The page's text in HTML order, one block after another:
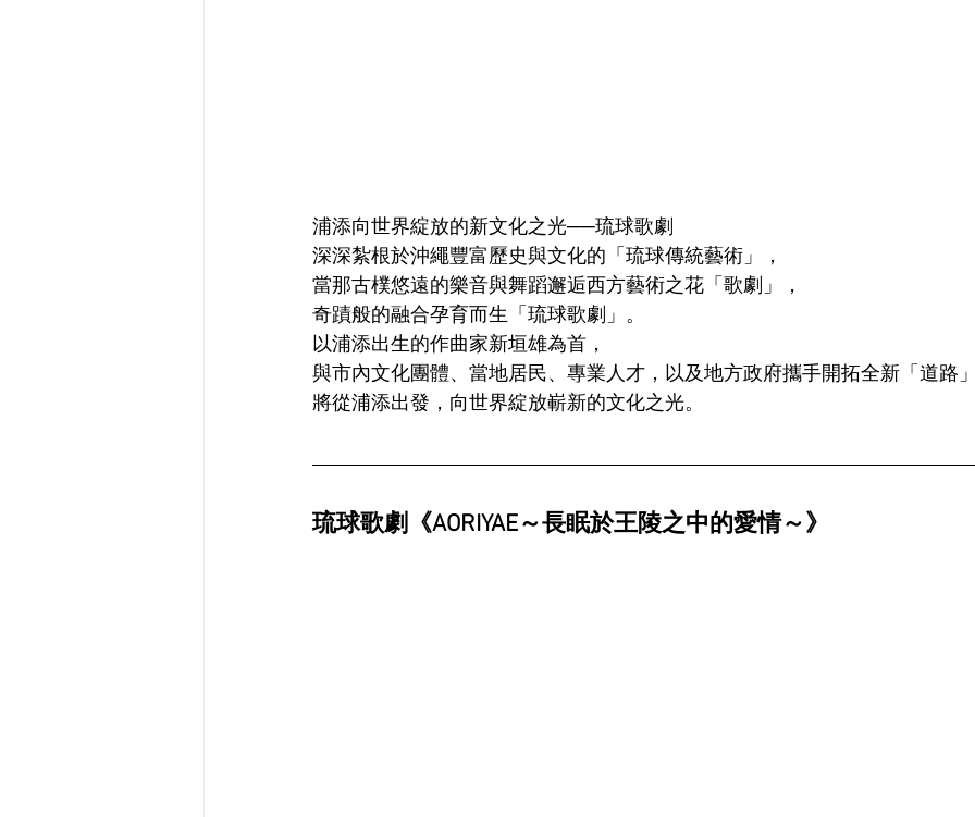
浦添向世界綻放的新文化之光──琉球歌劇
深深紮根於沖繩豐富歷史與文化的「琉球傳統藝術」，
當那古樸悠遠的樂音與舞蹈邂逅西方藝術之花「歌劇」，
奇蹟般的融合孕育而生「琉球歌劇」。
以浦添出生的作曲家新垣雄為首，
與市內文化團體、當地居民、專業人才，以及地方政府攜手開拓全新「道路
將從浦添出發，向世界綻放嶄新的文化之光。
琉球歌劇《AORIYAE～長眠於王陵之中的愛情～》